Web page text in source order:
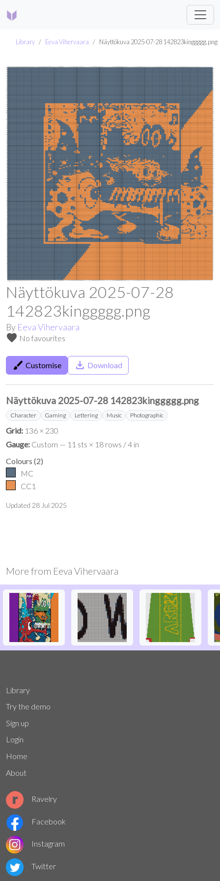
Library Eeva Vihervaara Näyttökuva 2025-07-28 142823kinggggg.png
Näyttökuva 2025-07-28
142823kinggggg.png
By Eeva Vihervaara
favorite No favourites
brush Customise save_alt Download
Näyttökuva 2025-07-28 142823kinggggg.png
Character Gaming Lettering Music Photographic
Grid: 136 × 230
Gauge: Custom — 11 sts × 18 rows / 4 in
Colours (2)
MC
CC1
Updated 28 Jul 2025
More from Eeva Vihervaara
Library
Try the demo
Sign up
Login
Home
About
Ravelry
Facebook
Instagram
Twitter